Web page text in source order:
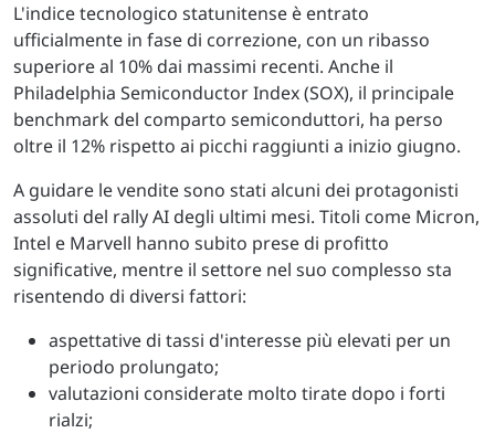
L'indice tecnologico statunitense è entrato
ufficialmente in fase di correzione, con un ribasso
superiore al 10% dai massimi recenti. Anche il
Philadelphia Semiconductor Index (SOX), il principale
benchmark del comparto semiconduttori, ha perso
oltre il 12% rispetto ai picchi raggiunti a inizio giugno.
A guidare le vendite sono stati alcuni dei protagonisti
assoluti del rally AI degli ultimi mesi. Titoli come Micron,
Intel e Marvell hanno subito prese di profitto
significative, mentre il settore nel suo complesso sta
risentendo di diversi fattori:
aspettative di tassi d'interesse più elevati per un
periodo prolungato;
valutazioni considerate molto tirate dopo i forti
rialzi;